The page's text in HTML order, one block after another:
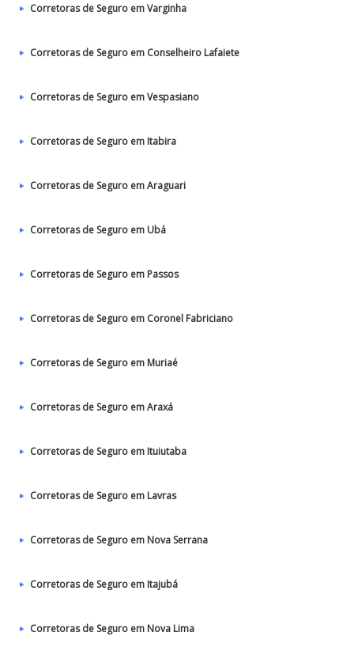
Corretoras de Seguro em Varginha
Corretoras de Seguro em Conselheiro Lafaiete
Corretoras de Seguro em Vespasiano
Corretoras de Seguro em Itabira
Corretoras de Seguro em Araguari
Corretoras de Seguro em Ubá
Corretoras de Seguro em Passos
Corretoras de Seguro em Coronel Fabriciano
Corretoras de Seguro em Muriaé
Corretoras de Seguro em Araxá
Corretoras de Seguro em Ituiutaba
Corretoras de Seguro em Lavras
Corretoras de Seguro em Nova Serrana
Corretoras de Seguro em Itajubá
Corretoras de Seguro em Nova Lima